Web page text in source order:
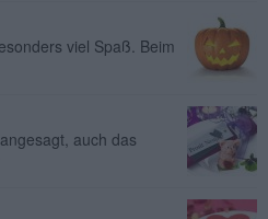
viel Spaß. Beim
auch das